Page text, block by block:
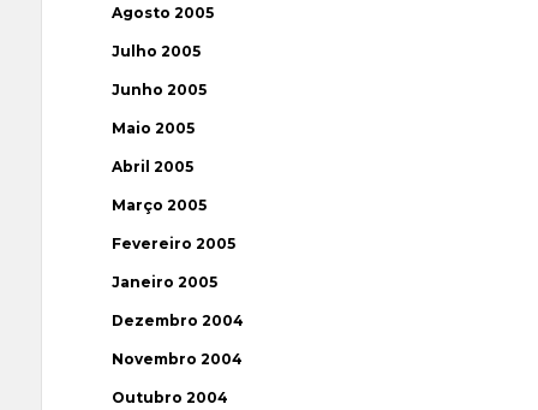
Agosto 2005
Julho 2005
Junho 2005
Maio 2005
Abril 2005
Março 2005
Fevereiro 2005
Janeiro 2005
Dezembro 2004
Novembro 2004
Outubro 2004